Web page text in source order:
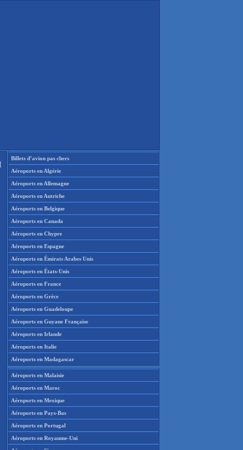
Billets d’avion pas chers
Aéroports en Algérie
Aéroports en Allemagne
Aéroports en Autriche
Aéroports en Belgique
Aéroports en Canada
Aéroports en Chypre
Aéroports en Espagne
Aéroports en Émirats Arabes Unis
Aéroports en États-Unis
Aéroports en France
Aéroports en Grèce
Aéroports en Guadeloupe
Aéroports en Guyane Française
Aéroports en Irlande
Aéroports en Italie
Aéroports en Madagascar
Aéroports en Malaisie
Aéroports en Maroc
Aéroports en Mexique
Aéroports en Pays-Bas
Aéroports en Portugal
Aéroports en Royaume-Uni